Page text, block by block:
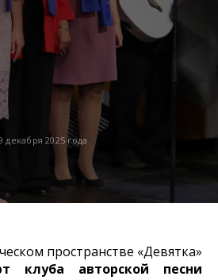
декабря 2025 года
пространстве «Девятка»
клуба авторской песни